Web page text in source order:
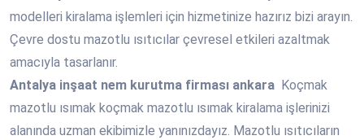
modelleri kiralama işlemleri için hizmetinize hazırız bizi arayın.
Çevre dostu mazotlu ısıtıcılar çevresel etkileri azaltmak
amacıyla tasarlanır.
Antalya inşaat nem kurutma firması ankara Koçmak
mazotlu ısımak koçmak mazotlu ısımak kiralama işlerinizi
alanında uzman ekibimizle yanınızdayız. Mazotlu ısıtıcıların